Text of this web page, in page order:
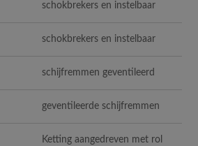
schokbrekers en instelbaar
schokbrekers en instelbaar
schijfremmen geventileerd
geventileerde schijfremmen
Ketting aangedreven met rol